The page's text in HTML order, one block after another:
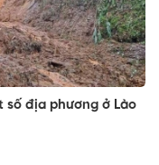
số địa phương ở Lào